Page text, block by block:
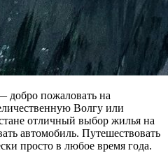
пожаловать на
Волгу или
отличный выбор жилья на
автомобиль. Путешествовать
просто в любое время года.